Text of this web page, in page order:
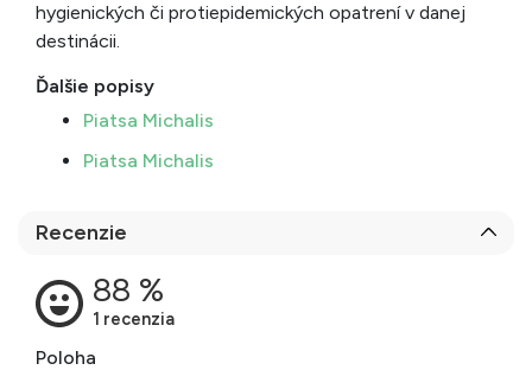
hygienických či protiepidemických opatrení v danej
destinácii.
Ďalšie popisy
Piatsa Michalis
Piatsa Michalis
Recenzie
Poloha